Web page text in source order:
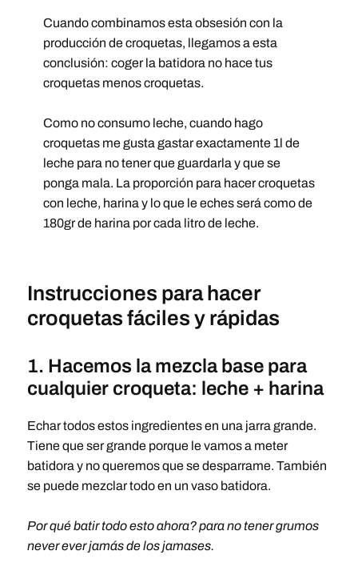
Cuando combinamos esta obsesión con la
producción de croquetas, llegamos a esta
conclusión: coger la batidora no hace tus
croquetas menos croquetas.
Como no consumo leche, cuando hago
croquetas me gusta gastar exactamente 1l de
leche para no tener que guardarla y que se
ponga mala. La proporción para hacer croquetas
con leche, harina y lo que le eches será como de
180gr de harina por cada litro de leche.
Instrucciones para hacer
croquetas fáciles y rápidas
1. Hacemos la mezcla base para
cualquier croqueta: leche + harina
Echar todos estos ingredientes en una jarra grande.
Tiene que ser grande porque le vamos a meter
batidora y no queremos que se desparrame. También
se puede mezclar todo en un vaso batidora.
Por qué batir todo esto ahora? para no tener grumos
never ever jamás de los jamases.